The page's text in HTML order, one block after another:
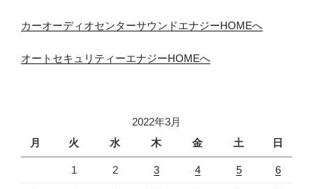
カーオーディオセンターサウンドエナジーHOMEへ
オートセキュリティーエナジーHOMEへ
2022年3月
月
火 水 木 金 土 日
1 2 3 4 5 6